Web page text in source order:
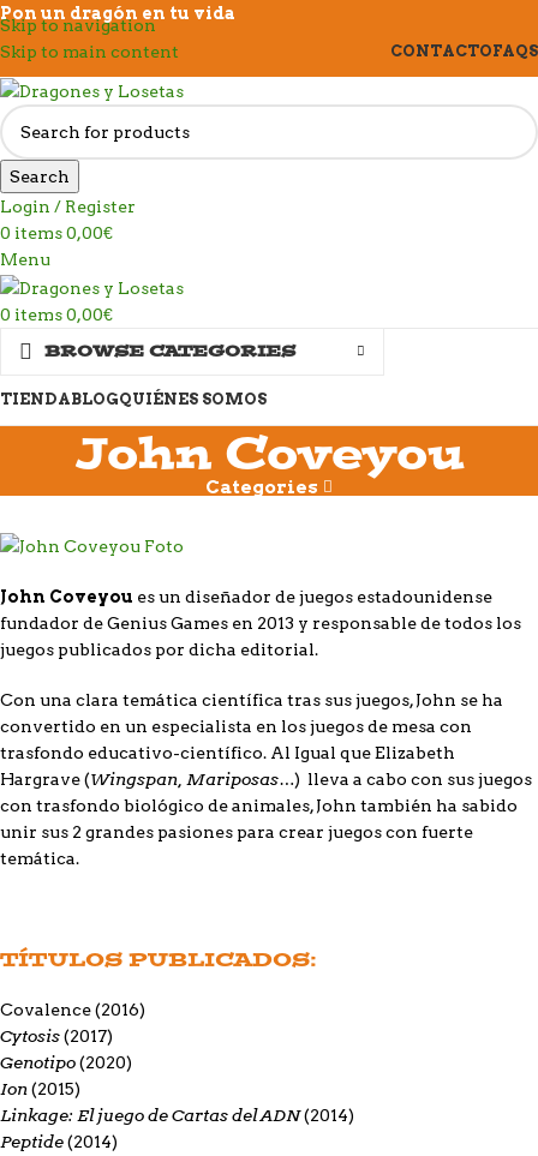
Skip to navigation
Skip to main content
Pon un dragón en tu vida
CONTACTOFAQS
Search
Login / Register
0 items0,00€
Menu
0 items0,00€
BROWSE CATEGORIES
TIENDABLOGQUIÉNES SOMOS
John Coveyou
Categories
John Coveyou es un diseñador de juegos estadounidense
fundador de Genius Games en 2013 y responsable de todos los
juegos publicados por dicha editorial.
Con una clara temática científica tras sus juegos, John se ha
convertido en un especialista en los juegos de mesa con
trasfondo educativo-científico. Al Igual que Elizabeth
Hargrave (Wingspan, Mariposas…) lleva a cabo con sus juegos
con trasfondo biológico de animales, John también ha sabido
unir sus 2 grandes pasiones para crear juegos con fuerte
temática.
TÍTULOS PUBLICADOS:
Covalence(2016)
Cytosis(2017)
Genotipo(2020)
Ion(2015)
Linkage: El juego de Cartas del ADN(2014)
Peptide(2014)